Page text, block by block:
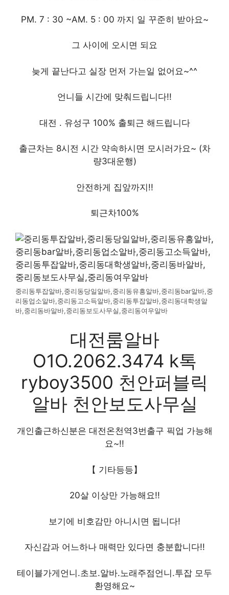
PM. 7 : 30 ~AM. 5 : 00 까지 일 꾸준히 받아요~
그 사이에 오시면 되요
늦게 끝난다고 실장 먼저 가는일 없어요~^^
언니들 시간에 맞춰드립니다!!
대전 . 유성구 100% 출퇴근 해드립니다
출근차는 8시전 시간 약속하시면 모시러가요~ (차
량3대운행)
안전하게 집앞까지!!
퇴근차100%
중리동투잡알바,중리동당일알바,중리동유흥알바,중리동bar알바,중
리동업소알바,중리동고소득알바,중리동투잡알바,중리동대학생알
바,중리동바알바,중리동보도사무실,중리동여우알바
대전룸알바
O1O.2062.3474 k톡
ryboy3500 천안퍼블릭
알바 천안보도사무실
개인출근하신분은 대전온천역3번출구 픽업 가능해
요~!!
【 기타등등】
20살 이상만 가능해요!!
보기에 비호감만 아니시면 됩니다!
자신감과 어느하나 매력만 있다면 충분합니다!!
테이블가게언니.초보.알바.노래주점언니.투잡 모두
환영해요~